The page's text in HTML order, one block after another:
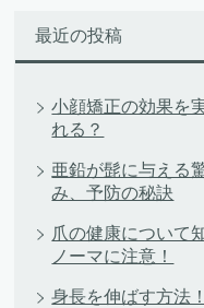
最近の投稿
小顔矯正の効果を
れる？
亜鉛が髭に与える
み、予防の秘訣
爪の健康について
ノーマに注意！
身長を伸ばす方法